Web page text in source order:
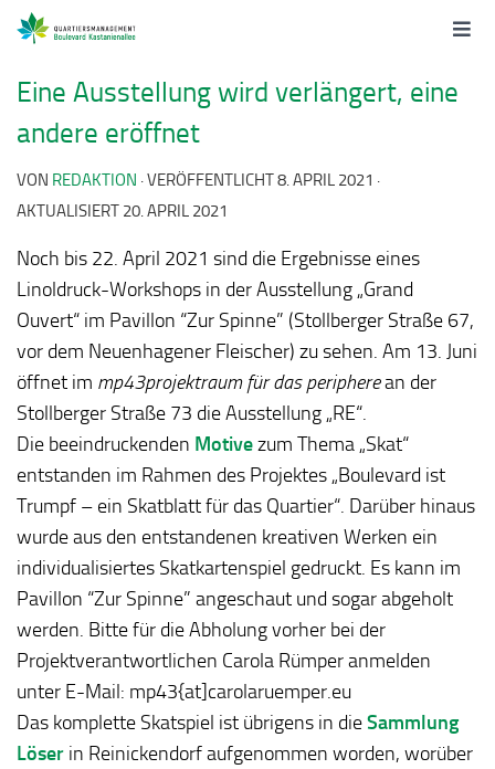
Eine Ausstellung wird verlängert, eine
andere eröffnet
VON REDAKTION · VERÖFFENTLICHT8. APRIL 2021 ·
AKTUALISIERT 20. APRIL 2021
Noch bis 22. April 2021 sind die Ergebnisse eines
Linoldruck-Workshops in der Ausstellung „Grand
Ouvert“ im Pavillon “Zur Spinne” (Stollberger Straße 67,
vor dem Neuenhagener Fleischer) zu sehen. Am 13. Juni
öffnet im mp43projektraum für das peripherean der
Stollberger Straße 73 die Ausstellung „RE“.
Die beeindruckenden Motivezum Thema „Skat“
entstanden im Rahmen des Projektes „Boulevard ist
Trumpf – ein Skatblatt für das Quartier“. Darüber hinaus
wurde aus den entstandenen kreativen Werken ein
individualisiertes Skatkartenspiel gedruckt. Es kann im
Pavillon “Zur Spinne” angeschaut und sogar abgeholt
werden. Bitte für die Abholung vorher bei der
Projektverantwortlichen Carola Rümper anmelden
unter E-Mail: mp43{at]carolaruemper.eu
Das komplette Skatspiel ist übrigens in dieSammlung
Löser in Reinickendorf aufgenommen worden, worüber